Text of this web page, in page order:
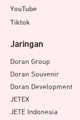
YouTube
Tiktok
Jaringan
Doran Group
Doran Souvenir
Doran Development
JETEX
JETE Indonesia